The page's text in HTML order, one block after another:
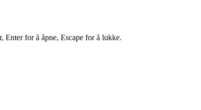
Enter for å åpne, Escape for å lukke.